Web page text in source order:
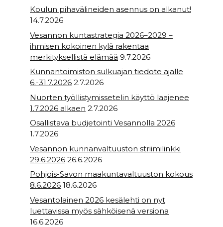
Koulun pihavälineiden asennus on alkanut!
14.7.2026
Vesannon kuntastrategia 2026–2029 –
ihmisen kokoinen kylä rakentaa
merkityksellistä elämää 9.7.2026
Kunnantoimiston sulkuajan tiedote ajalle
6.-31.7.2026 2.7.2026
Nuorten työllistymissetelin käyttö laajenee
1.7.2026 alkaen 2.7.2026
Osallistava budjetointi Vesannolla 2026
1.7.2026
Vesannon kunnanvaltuuston striimilinkki
29.6.2026 26.6.2026
Pohjois-Savon maakuntavaltuuston kokous
8.6.2026 18.6.2026
Vesantolainen 2026 kesälehti on nyt
luettavissa myös sähköisenä versiona
16.6.2026